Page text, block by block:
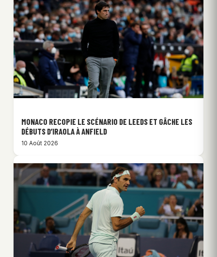
MONACO RECOPIE LE SCÉNARIO DE LEEDS ET GÂCHE LES
DÉBUTS D’IRAOLA À ANFIELD
10 Août 2026